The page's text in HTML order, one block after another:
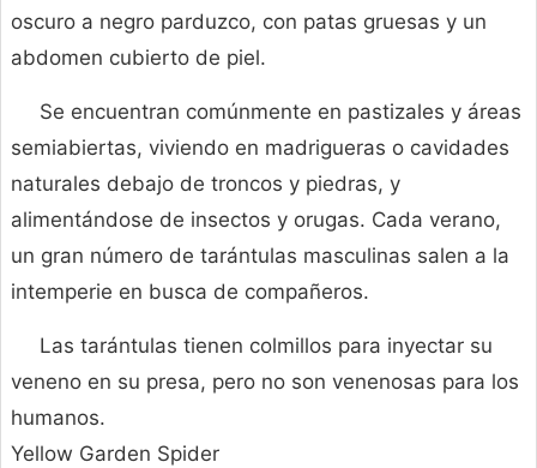
oscuro a negro parduzco, con patas gruesas y un
abdomen cubierto de piel.
Se encuentran comúnmente en pastizales y áreas
semiabiertas, viviendo en madrigueras o cavidades
naturales debajo de troncos y piedras, y
alimentándose de insectos y orugas. Cada verano,
un gran número de tarántulas masculinas salen a la
intemperie en busca de compañeros.
Las tarántulas tienen colmillos para inyectar su
veneno en su presa, pero no son venenosas para los
humanos.
Yellow Garden Spider